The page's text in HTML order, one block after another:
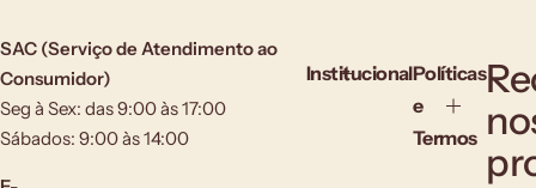
e
e
n
d
o
m
a
l
SAC (Serviço de Atendimento ao
Consumidor)
Seg à Sex: das 9:00 às 17:00
Sábados: 9:00 às 14:00
InstitucionalPolíticas
e
Termos